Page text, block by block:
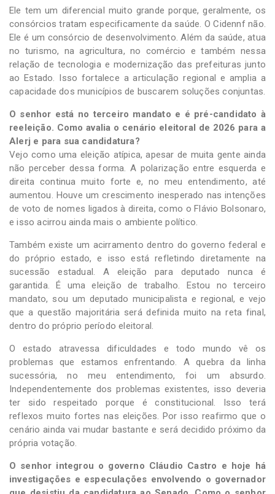
Ele tem um diferencial muito grande porque, geralmente, os
consórcios tratam especificamente da saúde. O Cidennf não.
Ele é um consórcio de desenvolvimento. Além da saúde, atua
no turismo, na agricultura, no comércio e também nessa
relação de tecnologia e modernização das prefeituras junto
ao Estado. Isso fortalece a articulação regional e amplia a
capacidade dos municípios de buscarem soluções conjuntas.
O senhor está no terceiro mandato e é pré-candidato à
reeleição. Como avalia o cenário eleitoral de 2026 para a
Alerj e para sua candidatura?
Vejo como uma eleição atípica, apesar de muita gente ainda
não perceber dessa forma. A polarização entre esquerda e
direita continua muito forte e, no meu entendimento, até
aumentou. Houve um crescimento inesperado nas intenções
de voto de nomes ligados à direita, como o Flávio Bolsonaro,
e isso acirrou ainda mais o ambiente político.
Também existe um acirramento dentro do governo federal e
do próprio estado, e isso está refletindo diretamente na
sucessão estadual. A eleição para deputado nunca é
garantida. É uma eleição de trabalho. Estou no terceiro
mandato, sou um deputado municipalista e regional, e vejo
que a questão majoritária será definida muito na reta final,
dentro do próprio período eleitoral.
O estado atravessa dificuldades e todo mundo vê os
problemas que estamos enfrentando. A quebra da linha
sucessória, no meu entendimento, foi um absurdo.
Independentemente dos problemas existentes, isso deveria
ter sido respeitado porque é constitucional. Isso terá
reflexos muito fortes nas eleições. Por isso reafirmo que o
cenário ainda vai mudar bastante e será decidido próximo da
própria votação.
O senhor integrou o governo Cláudio Castro e hoje há
investigações e especulações envolvendo o governador